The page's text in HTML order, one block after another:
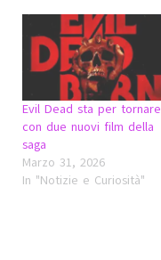
Evil Dead sta per tornare
con due nuovi film della
saga
Marzo 31, 2026
In "Notizie e Curiosità"